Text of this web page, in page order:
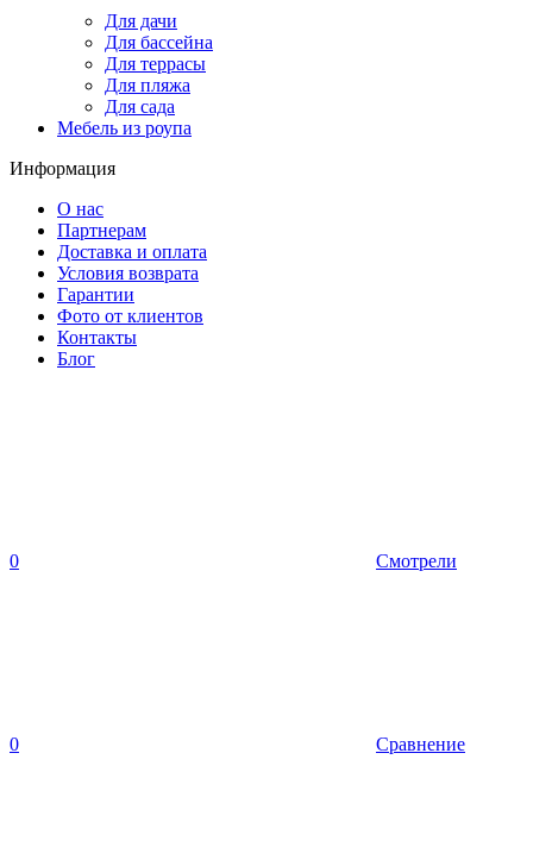
Для дачи
Для бассейна
Для террасы
Для пляжа
Для сада
Мебель из роупа
Информация
О нас
Партнерам
Доставка и оплата
Условия возврата
Гарантии
Фото от клиентов
Контакты
Блог
0 Смотрели
0 Сравнение